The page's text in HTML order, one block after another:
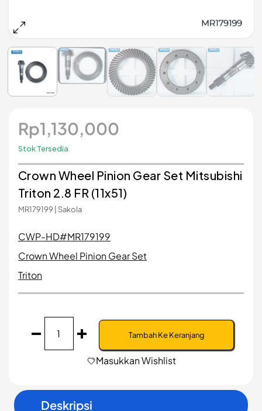
Rp1,130,000
Stok Tersedia
Crown Wheel Pinion Gear Set Mitsubishi
Triton 2.8 FR (11x51)
MR179199 | Sakola
CWP-HD#MR179199
Crown Wheel Pinion Gear Set
Triton
Crown
Mitsubishi
Triton
Tambah Ke Keranjang
Masukkan Wishlist
Deskripsi